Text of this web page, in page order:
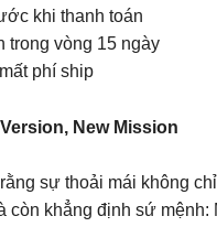
khi thanh toán
trong vòng 15 ngày
phí ship
New Mission
sự thoải mái không
còn khẳng định sứ